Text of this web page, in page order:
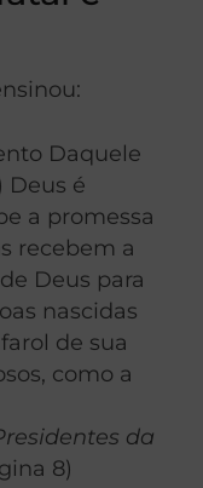
Daquele
Deus é
a promessa
recebem a
Deus para
nascidas
de sua
como a
da
8)